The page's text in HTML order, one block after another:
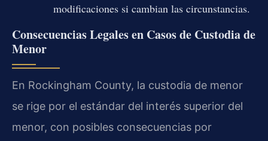
modificaciones si cambian las circunstancias.
Consecuencias Legales en Casos de Custodia de
Menor
En Rockingham County, la custodia de menor
se rige por el estándar del interés superior del
menor, con posibles consecuencias por